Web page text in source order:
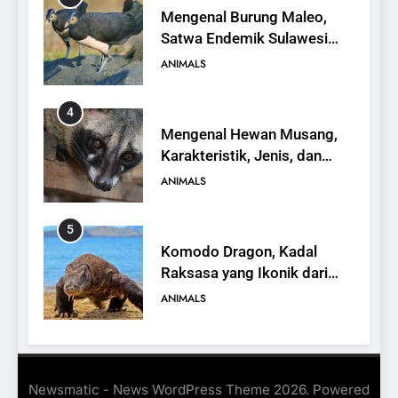
Mengenal Burung Maleo,
Satwa Endemik Sulawesi
yang Terancam Punah
ANIMALS
4
Mengenal Hewan Musang,
Karakteristik, Jenis, dan
Peran dalam Ekosistem
ANIMALS
5
Komodo Dragon, Kadal
Raksasa yang Ikonik dari
Indonesia
ANIMALS
6
Emas, Penemuan Baru di
Newsmatic - News WordPress Theme 2026. Powered